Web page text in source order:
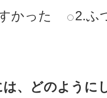
かった
2.ふ
、どのように